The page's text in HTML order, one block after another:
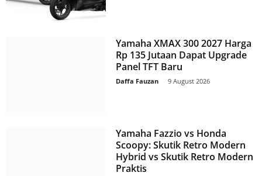
Yamaha XMAX 300 2027 Harga
Rp 135 Jutaan Dapat Upgrade
Panel TFT Baru
Daffa Fauzan 9 August 2026
Yamaha Fazzio vs Honda
Scoopy: Skutik Retro Modern
Hybrid vs Skutik Retro Modern
Praktis